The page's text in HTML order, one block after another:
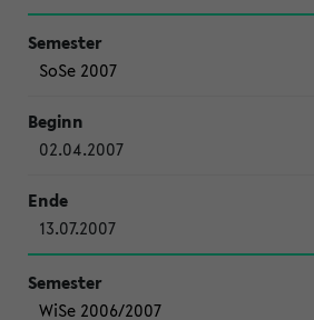
SoSe 2007
02.04.2007
13.07.2007
WiSe 2006/2007